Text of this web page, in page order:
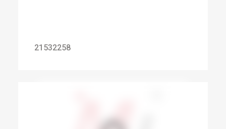
21532258